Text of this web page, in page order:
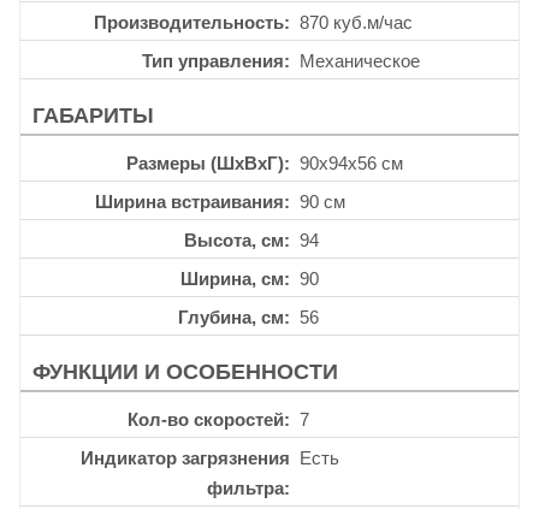
Производительность
870 куб.м/час
Тип управления
Механическое
ГАБАРИТЫ
Размеры (ШхВхГ)
90x94x56 см
Ширина встраивания
90 см
Высота, см
94
Ширина, см
90
Глубина, см
56
ФУНКЦИИ И ОСОБЕННОСТИ
Кол-во скоростей
7
Индикатор загрязнения
фильтра
Есть